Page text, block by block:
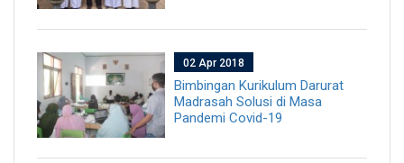
02 Apr 2018
Bimbingan Kurikulum Darurat
Madrasah Solusi di Masa
Pandemi Covid-19